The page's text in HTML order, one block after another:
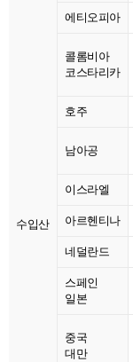
수입산
에티오피아
콜롬비아
코스타리카
호주
남아공
이스라엘
아르헨티나
네덜란드
스페인
일본
중국
대만